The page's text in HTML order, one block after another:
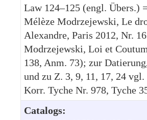
Law 124–125 (engl. Übers.)
Mélèze Modrzejewski, Le
Alexandre, Paris 2012, Nr.
Modrzejewski, Loi et
138, Anm. 73); zur
und zu Z. 3, 9, 11, 17, 24
Korr. Tyche Nr. 978, Tyche
Catalogs: